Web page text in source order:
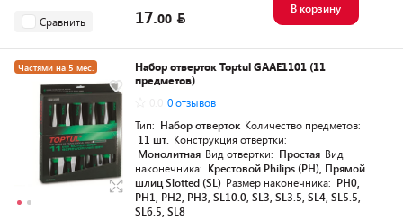
Сравнить 17.00
В корзину
Частями на 5 мес.
Разумная цена
Набор отверток Toptul GAAE1101 (11
предметов)
0 отзывов
Тип: Набор отверток Количество предметов:
11 шт. Конструкция отвертки:
Монолитная Вид отвертки: Простая Вид
наконечника: Крестовой Philips (PH), Прямой
шлиц Slotted (SL) Размер наконечника: PH0,
PH1, PH2, PH3, SL10.0, SL3, SL3.5, SL4, SL5.5,
SL6.5, SL8